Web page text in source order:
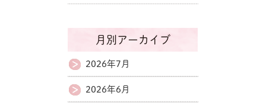
月別アーカイブ
2026年7月
2026年6月